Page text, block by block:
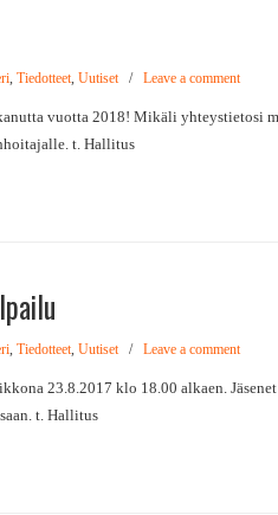
, Tiedotteet, Uutiset / Leave a comment
vuotta 2018! Mikäli yhteystietosi
t. Hallitus
, Tiedotteet, Uutiset / Leave a comment
23.8.2017 klo 18.00 alkaen.
t. Hallitus